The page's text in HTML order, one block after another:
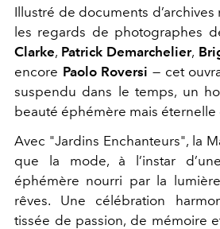
Illustré de documents
les regards de photographes
Clarke, Patrick Demarchelier,
encore Paolo Roversi — cet
suspendu dans le temps, un
beauté éphémère mais éternelle
Avec "Jardins Enchanteurs", la
que la mode, à l’instar
éphémère nourri par la
rêves. Une célébration
tissée de passion, de mémoire